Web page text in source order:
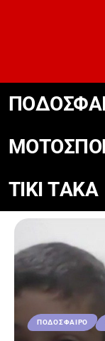
TIKΙ TΑΚΑ
ΠΟΔΟΣΦΑΙΡΟ